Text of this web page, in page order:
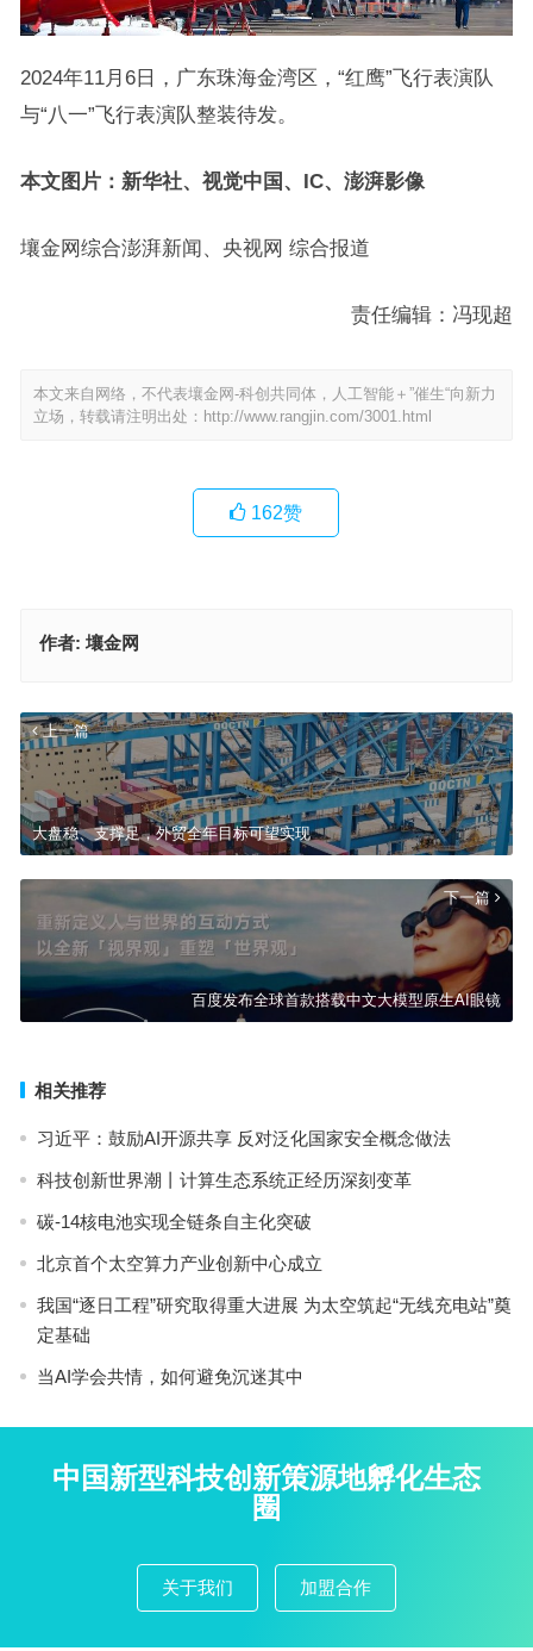
2024年11月6日，广东珠海金湾区，“红鹰”飞行表演队
与“八一”飞行表演队整装待发。
本文图片：新华社、视觉中国、IC、澎湃影像
壤金网综合澎湃新闻、央视网 综合报道
责任编辑：冯现超
本文来自网络，不代表壤金网-科创共同体，人工智能＋”催生“向新力
立场，转载请注明出处： http://www.rangjin.com/3001.html
162赞
作者: 壤金网
上一篇
大盘稳、支撑足，外贸全年目标可望实现
下一篇
百度发布全球首款搭载中文大模型原生AI眼镜
相关推荐
习近平：鼓励AI开源共享 反对泛化国家安全概念做法
科技创新世界潮丨计算生态系统正经历深刻变革
碳-14核电池实现全链条自主化突破
北京首个太空算力产业创新中心成立
我国“逐日工程”研究取得重大进展 为太空筑起“无线充电站”奠
定基础
当AI学会共情，如何避免沉迷其中
中国新型科技创新策源地孵化生态
圈
关于我们 加盟合作